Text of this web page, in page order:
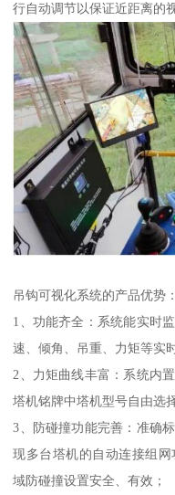
行自动调节以保证近距离的
吊钩可视化系统的产品优势：
1、功能齐全：系统能实时
速、倾角、吊重、力矩等实
2、力矩曲线丰富：系统内
塔机铭牌中塔机型号自由选
3、防碰撞功能完善：准确
现多台塔机的自动连接组
域防碰撞设置安全、有效；